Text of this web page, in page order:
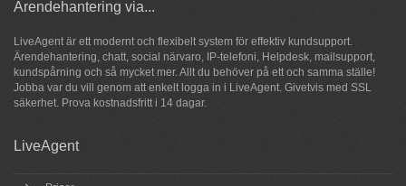
Ärendehantering via...
LiveAgent är ett modernt och flexibelt system för effektiv kundsupport.
Ärendehantering, chatt, social närvaro, IP-telefoni, Helpdesk, mailsupport,
kundspårning och så mycket mer. Allt du behöver på ett och samma ställe!
Jobba var du vill genom att enkelt logga in i LiveAgent. Givetvis med SSL
säkerhet. Prova kostnadsfritt i 14 dagar.
LiveAgent